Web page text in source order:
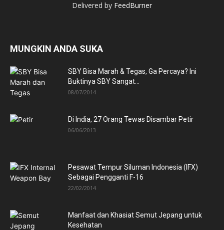
Delivered by FeedBurner
MUNGKIN ANDA SUKA
SBY Bisa Marah & Tegas, Ga Percaya? Ini
Buktinya SBY Sangat...
08/07/2014
Di India, 27 Orang Tewas Disambar Petir
06/06/2013
Pesawat Tempur Siluman Indonesia (IFX)
Sebagai Pengganti F-16
22/02/2014
Manfaat dan Khasiat Semut Jepang untuk
Kesehatan